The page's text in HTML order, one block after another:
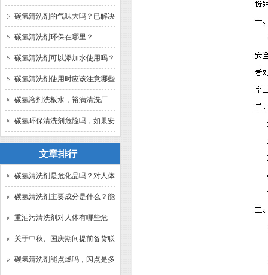
少？
碳氢清洗剂的气味大吗？已解决
碳氢清洗剂环保在哪里？
碳氢清洗剂可以添加水使用吗？
碳氢清洗剂使用时应该注意哪些
问题？
碳氢溶剂洗板水，裕满清洗厂
家。
碳氢环保清洗剂危险吗，如果安
文章排行
碳氢清洗剂是危化品吗？对人体
有害吗？裕满为你解答
碳氢清洗剂主要成分是什么？能
清洗什么污垢？已解决。
重油污清洗剂对人体有哪些危
害？裕满为你解答
关于中秋、国庆期间提前备货联
络函
碳氢清洗剂能点燃吗，闪点是多